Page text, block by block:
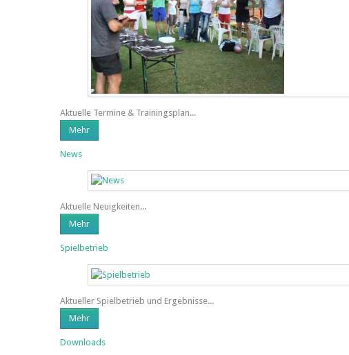
Aktuelle Termine & Trainingsplan...
Mehr
News
Aktuelle Neuigkeiten...
Mehr
Spielbetrieb
Aktueller Spielbetrieb und Ergebnisse...
Mehr
Downloads